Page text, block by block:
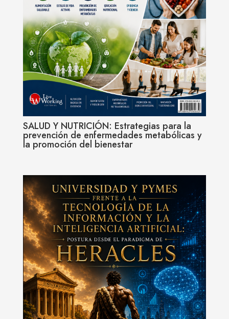
SALUD Y NUTRICIÓN: Estrategias para la
prevención de enfermedades metabólicas y
la promoción del bienestar